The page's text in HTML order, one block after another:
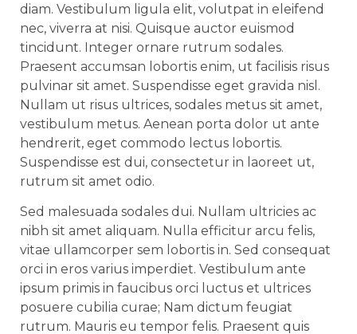
diam. Vestibulum ligula elit, volutpat in eleifend
nec, viverra at nisi. Quisque auctor euismod
tincidunt. Integer ornare rutrum sodales.
Praesent accumsan lobortis enim, ut facilisis risus
pulvinar sit amet. Suspendisse eget gravida nisl.
Nullam ut risus ultrices, sodales metus sit amet,
vestibulum metus. Aenean porta dolor ut ante
hendrerit, eget commodo lectus lobortis.
Suspendisse est dui, consectetur in laoreet ut,
rutrum sit amet odio.
Sed malesuada sodales dui. Nullam ultricies ac
nibh sit amet aliquam. Nulla efficitur arcu felis,
vitae ullamcorper sem lobortis in. Sed consequat
orci in eros varius imperdiet. Vestibulum ante
ipsum primis in faucibus orci luctus et ultrices
posuere cubilia curae; Nam dictum feugiat
rutrum. Mauris eu tempor felis. Praesent quis